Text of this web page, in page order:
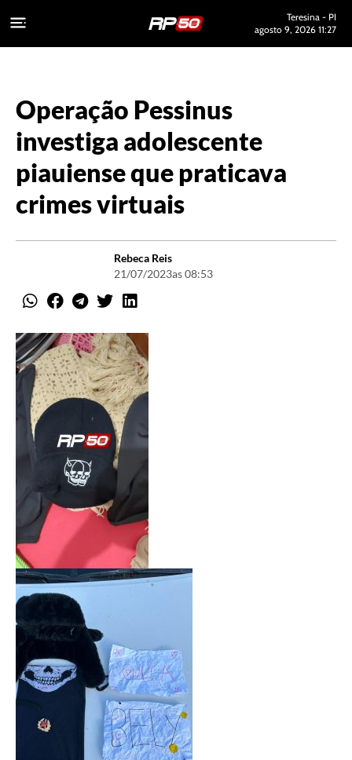
Teresina - PI
agosto 9, 2026 11:27
Operação Pessinus
investiga adolescente
piauiense que praticava
crimes virtuais
Rebeca Reis
21/07/2023as 08:53